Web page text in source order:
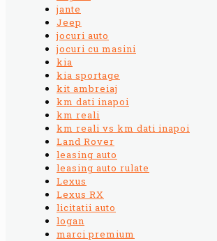
jante
Jeep
jocuri auto
jocuri cu masini
kia
kia sportage
kit ambreiaj
km dati inapoi
km reali
km reali vs km dati inapoi
Land Rover
leasing auto
leasing auto rulate
Lexus
Lexus RX
licitatii auto
logan
marci premium